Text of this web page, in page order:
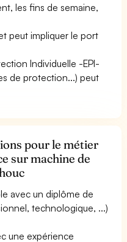
les fins de semaine,
peut impliquer le port
Individuelle -EPI-
de protection...) peut
pour le métier
sur machine de
avec un diplôme de
technologique, ...)
une expérience